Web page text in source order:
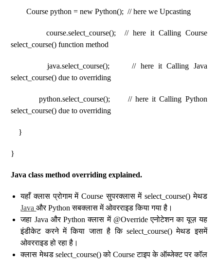
Course python = new Python(); // here we Upcasting
course.select_course(); // here it Calling Course
select_course() function method
java.select_course(); // here it Calling Java
select_course() due to overriding
python.select_course(); // here it Calling Python
select_course() due to overriding
}
}
Java class method overriding explained.
यहाँ क्लास प्रोगाम में Course सुपरक्लास में select_course() मेथड
Javaऔर Python सबक्लास में ओवरराइड किया गया है।
जहा Java और Python क्लास में @Override एनोटेशन का यूज़ यह
इंडीकेट करने में किया जाता है कि select_course() मेथड इसमें
ओवरराइड हो रहा है।
क्लास मेथड select_course() को Course टाइप के ऑब्जेक्ट पर कॉल